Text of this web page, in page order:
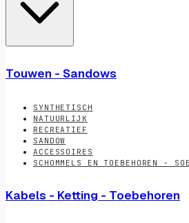
Touwen - Sandows
SYNTHETISCH
NATUURLIJK
RECREATIEF
SANDOW
ACCESSOIRES
SCHOMMELS EN TOEBEHOREN -
Kabels - Ketting - Toebehoren